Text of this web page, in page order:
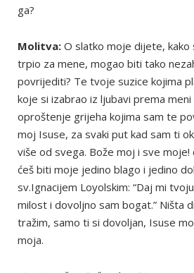
ga?
Molitva: O slatko moje dijete, kako
trpio za mene, mogao biti tako
povrijediti? Te tvoje suzice kojima
koje si izabrao iz ljubavi prema
oproštenje grijeha kojima sam te
moj Isuse, za svaki put kad sam ti
više od svega. Bože moj i sve moje!
ćeš biti moje jedino blago i jedino
sv.Ignacijem Loyolskim: “Daj mi
milost i dovoljno sam bogat.” Ništa
tražim, samo ti si dovoljan, Isuse
moja.